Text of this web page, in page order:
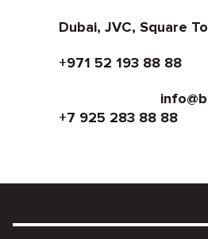
Dubai, JVC, Square
+971 52 193 88 88
+7 925 283 88 88